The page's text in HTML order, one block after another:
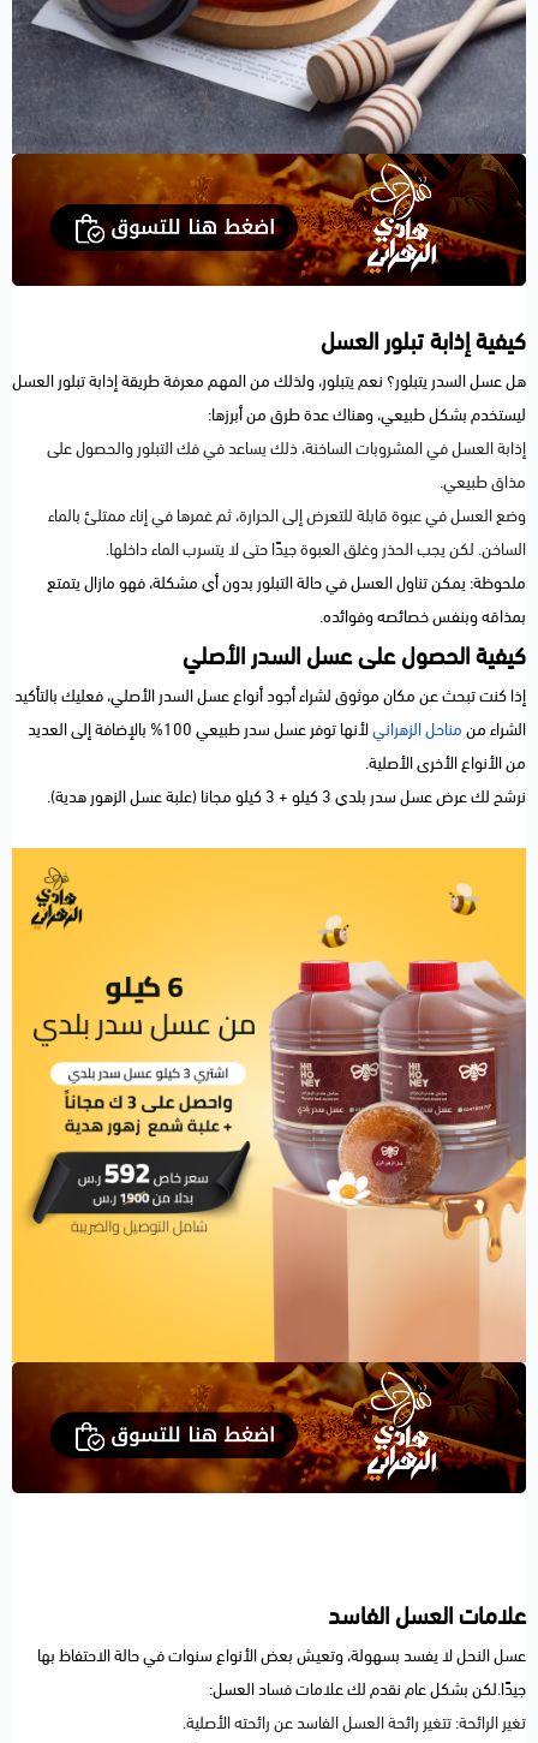
كيفية إذابة تبلور العسل
هل عسل السدر يتبلور؟ نعم يتبلور، ولذلك من المهم معرفة طريقة إذابة تبلور العسل
ليستخدم بشكل طبيعي، وهناك عدة طرق من أبرزها:
إذابة العسل في المشروبات الساخنة، ذلك يساعد في فك التبلور والحصول على
مذاق طبيعي.
وضع العسل في عبوة قابلة للتعرض إلى الحرارة، ثم غمرها في إناء ممتلئ بالماء
الساخن. لكن يجب الحذر وغلق العبوة جيدًا حتى لا يتسرب الماء داخلها.
ملحوظة: يمكن تناول العسل في حالة التبلور بدون أي مشكلة، فهو مازال يتمتع
بمذاقه وبنفس خصائصه وفوائده.
كيفية الحصول على عسل السدر الأصلي
إذا كنت تبحث عن مكان موثوق لشراء أجود أنواع عسل السدر الأصلي، فعليك بالتأكيد
الشراء منمناحل الزهراني
لأنها توفر عسل سدر طبيعي 100% بالإضافة إلى العديد
من الأنواع الأخرى الأصلية.
نرشح لك عرضعسل سدر بلدي 3 كيلو + 3 كيلو مجانا (علبة عسل الزهور هدية) .
علامات العسل الفاسد
عسل النحل لا يفسد بسهولة، وتعيش بعض الأنواع سنوات في حالة الاحتفاظ بها
جيدًا.لكن بشكل عام نقدم لك علامات فساد العسل:
تغير الرائحة: تتغير رائحة العسل الفاسد عن رائحته الأصلية.